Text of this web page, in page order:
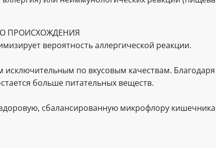
ПРОИСХОЖДЕНИЯ
вероятность аллергической реакции.
исключительным по вкусовым качествам.
больше питательных веществ.
сбалансированную микрофлору